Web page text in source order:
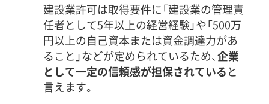
建設業許可は取得要件に「建設業の管理責
任者として5年以上の経営経験」や「500万
円以上の自己資本または資金調達力があ
ること」などが定められているため、企業
として一定の信頼感が担保されていると
言えます。